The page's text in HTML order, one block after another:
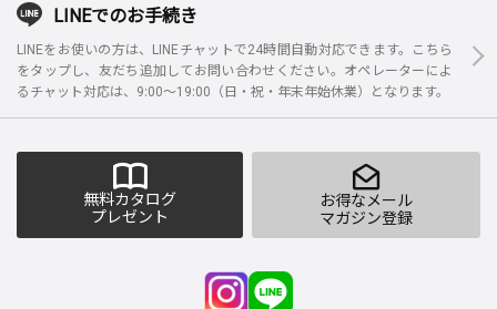
LINEでのお手続き
LINEをお使いの方は、LINEチャットで24時間自動対応できます。こちら
をタップし、友だち追加してお問い合わせください。オペレーターによ
るチャット対応は、9:00～19:00（日・祝・年末年始休業）となります。
無料カタログ
プレゼント
お得なメール
マガジン登録